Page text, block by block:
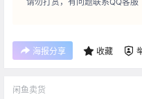
海报分享 收藏
闲鱼卖货